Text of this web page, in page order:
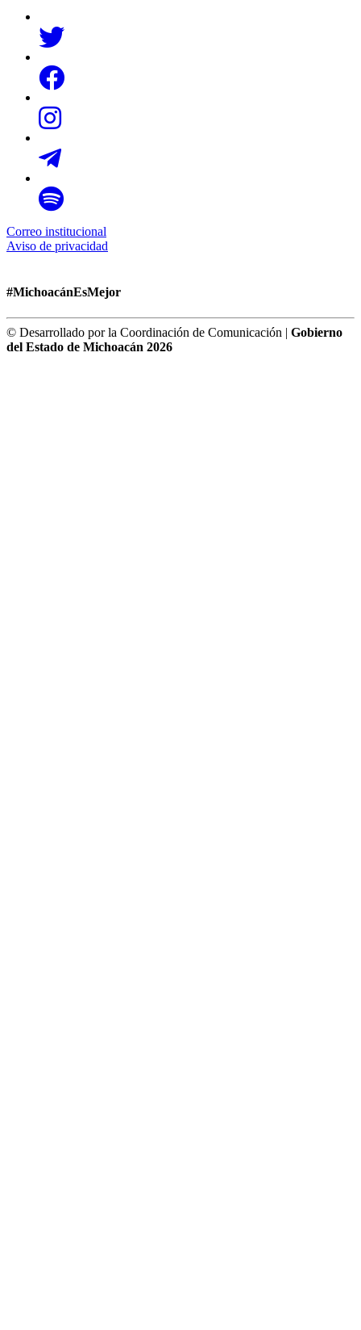
Correo institucional
Aviso de privacidad
#MichoacánEsMejor
© Desarrollado por la Coordinación de Comunicación | Gobierno
del Estado de Michoacán 2026